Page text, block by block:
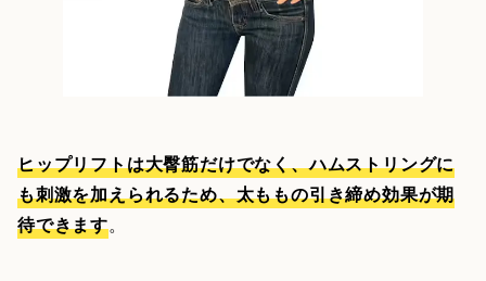
ヒップリフトは大臀筋だけでなく、ハムストリングに
も刺激を加えられるため、太ももの引き締め効果が期
待できます。